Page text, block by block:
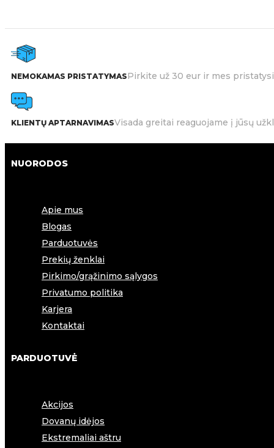
NEMOKAMAS PRISTATYMASPirkite už 30 eur ir mes
KLIENTŲ APTARNAVIMASVisada greitai reaguojame į jūsų
NUORODOS
Apie mus
Blogas
Parduotuvės
Prekių ženklai
Pirkimo/grąžinimo sąlygos
Privatumo politika
Karjera
Kontaktai
PARDUOTUVĖ
Akcijos
Dovanų idėjos
Ekstremaliai aštru